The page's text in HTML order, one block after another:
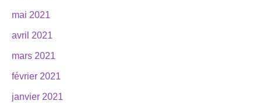
mai 2021
avril 2021
mars 2021
février 2021
janvier 2021